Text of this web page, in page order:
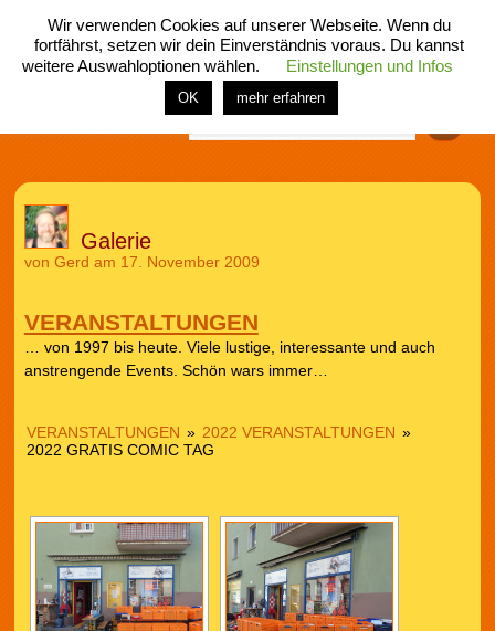
menü
home rubrik buch comic spiel fotos shop
Galerie
von Gerd am 17. November 2009
VERANSTALTUNGEN
… von 1997 bis heute. Viele lustige, interessante und auch
anstrengende Events. Schön wars immer…
VERANSTALTUNGEN » 2022 VERANSTALTUNGEN »
2022 GRATIS COMIC TAG
Wir verwenden Cookies auf unserer Webseite. Wenn du
fortfährst, setzen wir dein Einverständnis voraus. Du kannst
weitere Auswahloptionen wählen.
Einstellungen und Infos
OK mehr erfahren